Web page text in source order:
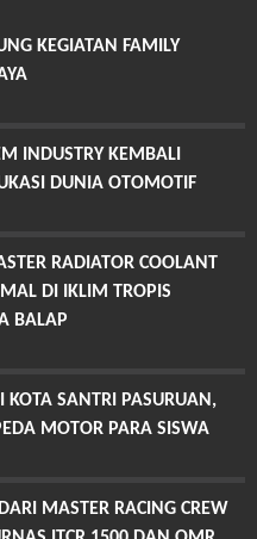
KEGIATAN FAMILY
INDUSTRY KEMBALI
DUNIA OTOMOTIF
RADIATOR COOLANT
DI IKLIM TROPIS
BALAP
SANTRI PASURUAN,
MOTOR PARA SISWA
MASTER RACING CREW